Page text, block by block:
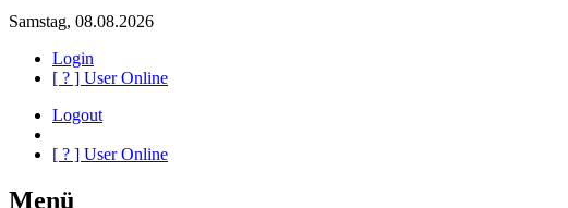
Samstag, 08.08.2026
Login
[ ? ] User Online
Logout
[ ? ] User Online
Menü